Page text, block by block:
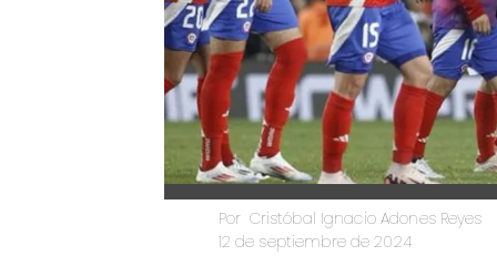
Cristóbal Ignacio Adones Reyes
Por
12 de septiembre de 2024